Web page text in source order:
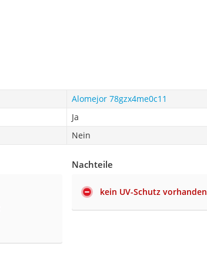
Alomejor 78gzx4me0c11
Ja
Nein
Nachteile
kein UV-Schutz vorhanden